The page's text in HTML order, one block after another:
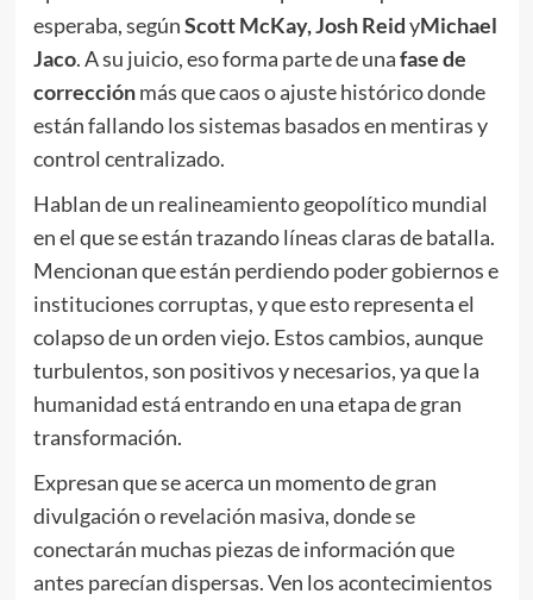
esperaba, segúnScott McKay, Josh ReidyMichael
Jaco. A su juicio, eso forma parte de unafase de
correcciónmás que caos o ajuste histórico donde
están fallando los sistemas basados en mentiras y
control centralizado.
Hablan de un realineamiento geopolítico mundial
en el que se están trazando líneas claras de batalla.
Mencionan que están perdiendo poder gobiernos e
instituciones corruptas, y que esto representa el
colapso de un orden viejo. Estos cambios, aunque
turbulentos, son positivos y necesarios, ya que la
humanidad está entrando en una etapa de gran
transformación.
Expresan que se acerca un momento de gran
divulgación o revelación masiva, donde se
conectarán muchas piezas de información que
antes parecían dispersas. Ven los acontecimientos